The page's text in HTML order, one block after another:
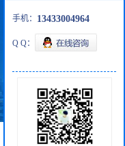
手机： 13433004964
Q Q：